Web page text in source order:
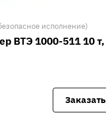
исполнение)
ВТЭ 1000-511 10 т,
Заказать